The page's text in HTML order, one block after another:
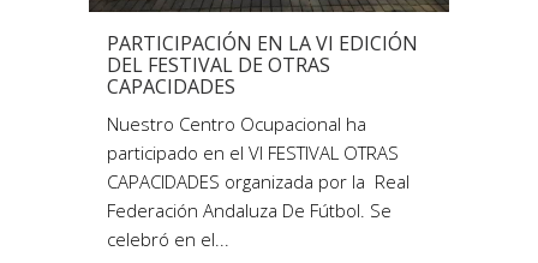
PARTICIPACIÓN EN LA VI EDICIÓN
DEL FESTIVAL DE OTRAS
CAPACIDADES
Nuestro Centro Ocupacional ha
participado en el VI FESTIVAL OTRAS
CAPACIDADES organizada por la Real
Federación Andaluza De Fútbol. Se
celebró en el...